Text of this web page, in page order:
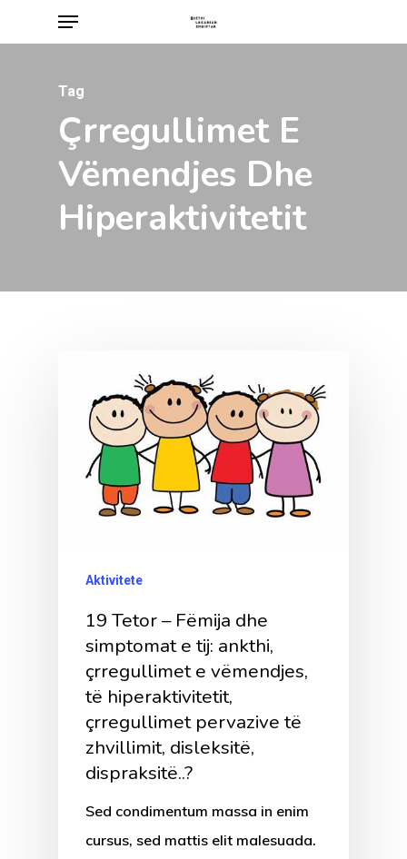
to
Menu
Tag
Çrregullimet E
Vëmendjes Dhe
Hiperaktivitetit
Aktivitete
19 Tetor – Fëmija dhe
simptomat e tij: ankthi,
çrregullimet e vëmendjes,
të hiperaktivitetit,
çrregullimet pervazive të
zhvillimit, disleksitë,
dispraksitë..?
Sed condimentum massa in enim
cursus, sed mattis elit malesuada.